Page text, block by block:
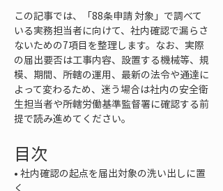
この記事では、「88条申請 対象」で調べて
いる実務担当者に向けて、社内確認で漏らさ
ないための7項目を整理します。なお、実際
の届出要否は工事内容、設置する機械等、規
模、期間、所轄の運用、最新の法令や通達に
よって変わるため、迷う場合は社内の安全衛
生担当者や所轄労働基準監督署に確認する前
提で読み進めてください。
目次
• 社内確認の起点を届出対象の洗い出しに置